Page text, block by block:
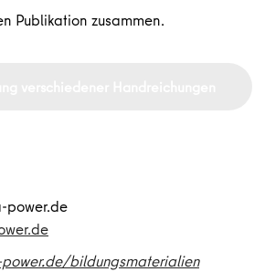
Publikation zusammen.
power.de
power.de/bildungsmaterialien